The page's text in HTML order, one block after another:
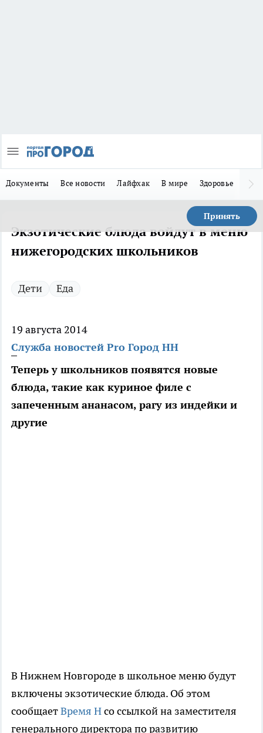
Документы Все новости Лайфхак В мире Здоровье
Принять
Экзотические блюда войдут в меню
нижегородских школьников
Дети Еда
19 августа 2014
Служба новостей Pro Город НН
Теперь у школьников появятся новые
блюда, такие как куриное филе с
запеченным ананасом, рагу из индейки и
другие
В Нижнем Новгороде в школьное меню будут
включены экзотические блюда. Об этом
сообщаетВремя Нсо ссылкой на заместителя
генерального директора по развитию